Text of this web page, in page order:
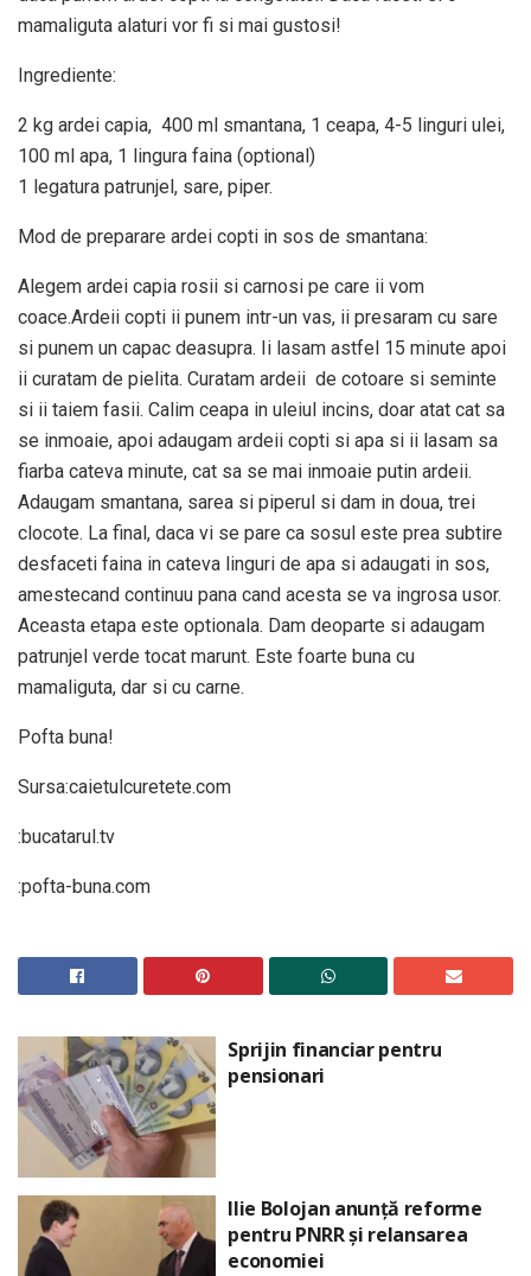
mamaliguta alaturi vor fi si mai gustosi!
Ingrediente:
2 kg ardei capia, 400 ml smantana, 1 ceapa, 4-5 linguri ulei,
100 ml apa, 1 lingura faina (optional)
1 legatura patrunjel, sare, piper.
Mod de preparare ardei copti in sos de smantana:
Alegem ardei capia rosii si carnosi pe care ii vom
coace.Ardeii copti ii punem intr-un vas, ii presaram cu sare
si punem un capac deasupra. Ii lasam astfel 15 minute apoi
ii curatam de pielita. Curatam ardeii de cotoare si seminte
si ii taiem fasii. Calim ceapa in uleiul incins, doar atat cat sa
se inmoaie, apoi adaugam ardeii copti si apa si ii lasam sa
fiarba cateva minute, cat sa se mai inmoaie putin ardeii.
Adaugam smantana, sarea si piperul si dam in doua, trei
clocote. La final, daca vi se pare ca sosul este prea subtire
desfaceti faina in cateva linguri de apa si adaugati in sos,
amestecand continuu pana cand acesta se va ingrosa usor.
Aceasta etapa este optionala. Dam deoparte si adaugam
patrunjel verde tocat marunt. Este foarte buna cu
mamaliguta, dar si cu carne.
Pofta buna!
Sursa:caietulcuretete.com
:bucatarul.tv
:pofta-buna.com
Sprijin financiar pentru
pensionari
Ilie Bolojan anunță reforme
pentru PNRR și relansarea
economiei